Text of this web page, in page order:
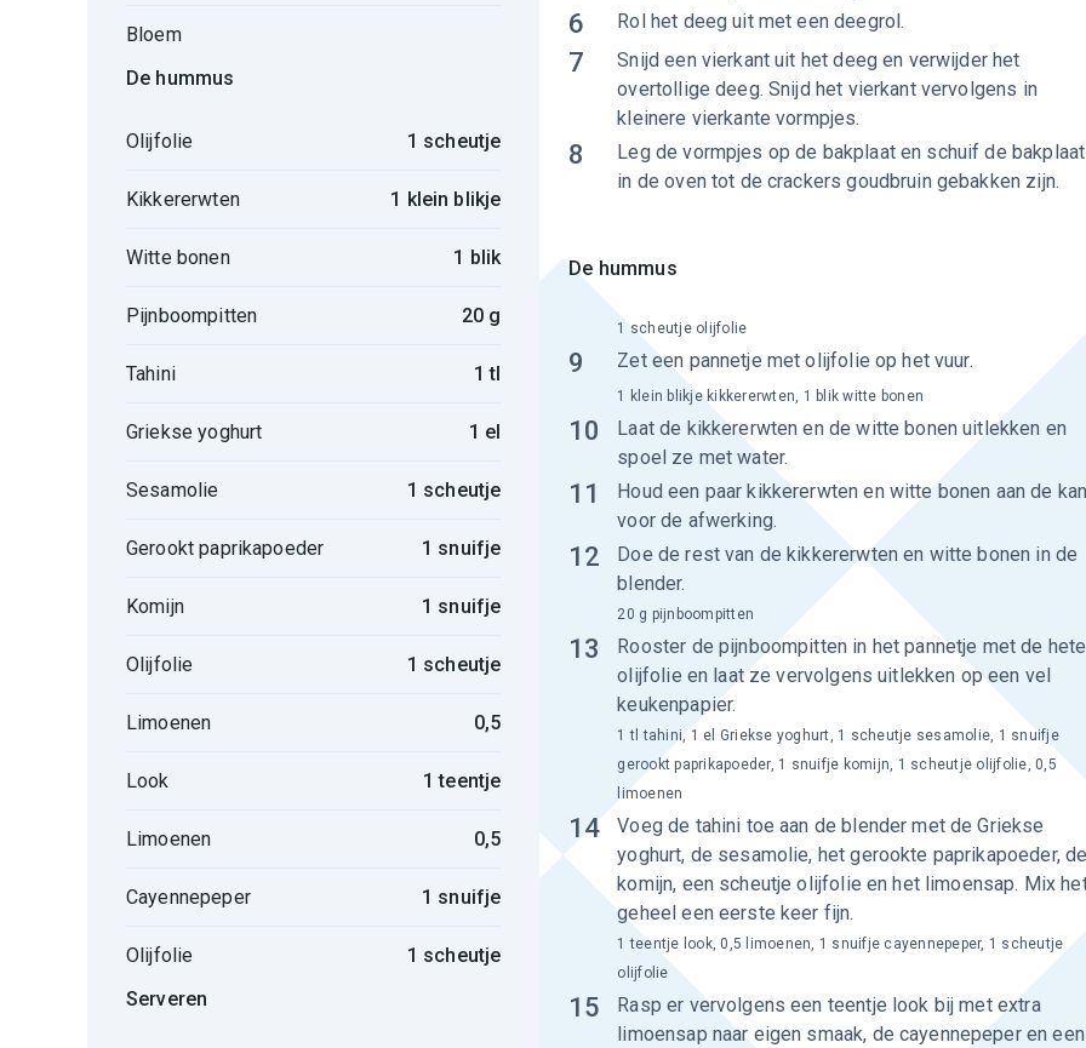
Bloem
De hummus
Olijfolie 1 scheutje
Kikkererwten 1 klein blikje
Witte bonen 1 blik
Pijnboompitten 20 g
Tahini 1 tl
Griekse yoghurt 1 el
Sesamolie 1 scheutje
Gerookt paprikapoeder 1 snuifje
Komijn 1 snuifje
Olijfolie 1 scheutje
Limoenen 0,5
Look 1 teentje
Limoenen 0,5
Cayennepeper 1 snuifje
Olijfolie
1 scheutje
Serveren
6 Rol het deeg uit met een deegrol.
7
Snijd een vierkant uit het deeg en verwijder het
overtollige deeg. Snijd het vierkant vervolgens in
kleinere vierkante vormpjes.
8
Leg de vormpjes op de bakplaat en schuif de bakplaat
in de oven tot de crackers goudbruin gebakken zijn.
De hummus
9 Zet een pannetje met olijfolie op het vuur.
1 scheutje olijfolie
10
Laat de kikkererwten en de witte bonen uitlekken en
spoel ze met water.
1 klein blikje kikkererwten, 1 blik witte bonen
11
Houd een paar kikkererwten en witte bonen aan de
voor de afwerking.
12
Doe de rest van de kikkererwten en witte bonen in de
blender.
13
Rooster de pijnboompitten in het pannetje met de hete
olijfolie en laat ze vervolgens uitlekken op een vel
keukenpapier.
20 g pijnboompitten
14
Voeg de tahini toe aan de blender met de Griekse
yoghurt, de sesamolie, het gerookte paprikapoeder,
komijn, een scheutje olijfolie en het limoensap. Mix
geheel een eerste keer fijn.
1 tl tahini, 1 el Griekse yoghurt, 1 scheutje sesamolie, 1 snuifje
gerookt paprikapoeder, 1 snuifje komijn, 1 scheutje olijfolie, 0,5
limoenen
15
Rasp er vervolgens een teentje look bij met extra
limoensap naar eigen smaak, de cayennepeper en een
1 teentje look, 0,5 limoenen, 1 snuifje cayennepeper, 1 scheutje
olijfolie